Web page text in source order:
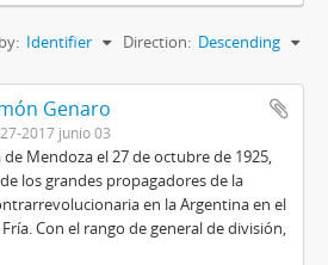
Identifier Direction: Descending
Genaro
2017 junio 03
Mendoza el 27 de octubre de 1925,
los grandes propagadores de la
en la Argentina en el
Con el rango de general de división,